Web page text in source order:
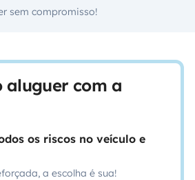
sem compromisso!
com a
os riscos no veículo e
a escolha é sua!